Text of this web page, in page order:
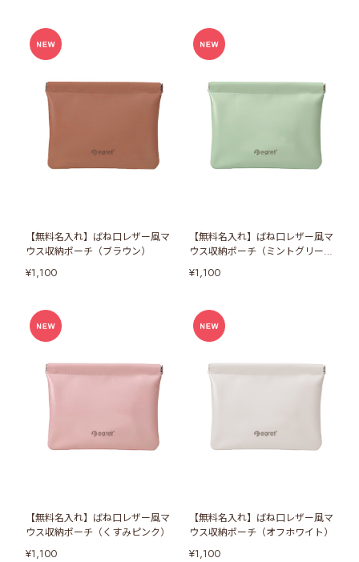
【無料名入れ】ばね口レザー風マ
ウス収納ポーチ（ブラウン）
¥1,100
【無料名入れ】ばね口レザー風マ
ウス収納ポーチ（ミントグリー
¥1,100
【無料名入れ】ばね口レザー風マ
ウス収納ポーチ（くすみピンク）
¥1,100
【無料名入れ】ばね口レザー風マ
ウス収納ポーチ（オフホワイト）
¥1,100